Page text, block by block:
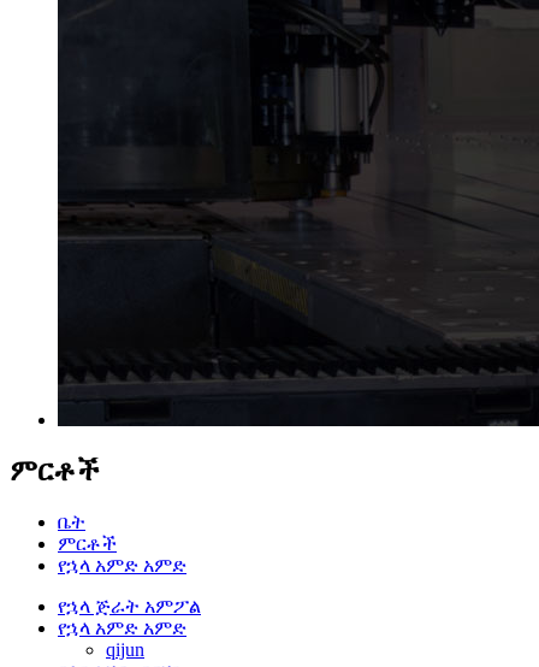
ምርቶች
ቤት
ምርቶች
የኋላ አምድ አምድ
የኋላ ጅራት አምፖል
የኋላ አምድ አምድ
qijun